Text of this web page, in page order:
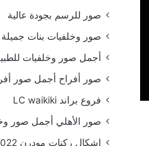
صور للرسم بجودة عالية
صور وخلفيات بنات جميلة
أجمل صور وخلفيات
صور أفراح أجمل صور
فروع براند LC waikiki
صور الأهلي أجمل صور
اشكال ركنات مودرن 2022 بتصميمات رائعة